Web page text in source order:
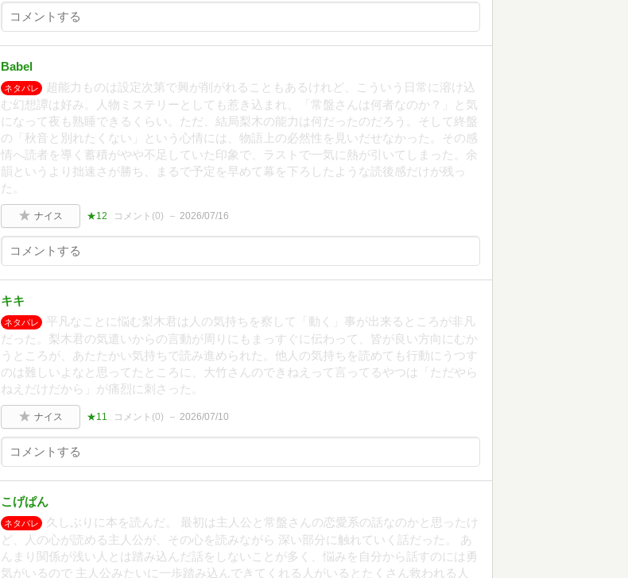
Babel
ネタバレ
超能力ものは設定次第で興が削がれることもあるけれど、こういう日常に溶け込
む幻想譚は好み。人物ミステリーとしても惹き込まれ、「常盤さんは何者なのか？」と気
になって夜も熟睡できるくらい。ただ、結局梨木の能力は何だったのだろう。そして終盤
の「秋音と別れたくない」という心情には、物語上の必然性を見いだせなかった。その感
情へ読者を導く蓄積がやや不足していた印象で、ラストで一気に熱が引いてしまった。余
韻というより拙速さが勝ち、まるで予定を早めて幕を下ろしたような読後感だけが残っ
た。
ナイス ★12 コメント(0) 2026/07/16
キキ
ネタバレ
平凡なことに悩む梨木君は人の気持ちを察して「動く」事が出来るところが非凡
だった。梨木君の気遣いからの言動が周りにもまっすぐに伝わって、皆が良い方向にむか
うところが、あたたかい気持ちで読み進められた。他人の気持ちを読めても行動にうつす
のは難しいよなと思ってたところに、大竹さんのできねえって言ってるやつは「ただやら
ねえだけだから」が痛烈に刺さった。
ナイス ★11 コメント(0) 2026/07/10
こげぱん
ネタバレ
久しぶりに本を読んだ。 最初は主人公と常盤さんの恋愛系の話なのかと思ったけ
ど、人の心が読める主人公が、その心を読みながら 深い部分に触れていく話だった。 あ
んまり関係が浅い人とは踏み込んだ話をしないことが多く、悩みを自分から話すのには勇
気がいるので 主人公みたいに一歩踏み込んできてくれる人がいるとたくさん救われる人